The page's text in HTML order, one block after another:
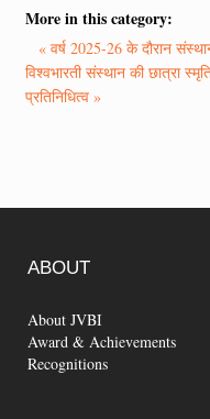
More in this category:
« वर्ष 2025-26 के दौरान
विश्वभारती संस्थान की छात्रा
प्रतिनिधित्व »
ABOUT
About JVBI
Award & Achievements
Recognitions